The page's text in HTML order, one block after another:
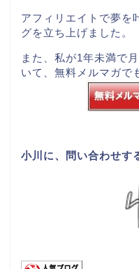
アフィリエイトで夢を
グを立ち上げました。
また、私が1年未満で
いて、 無料メルマガで
小川に、問い合わせす